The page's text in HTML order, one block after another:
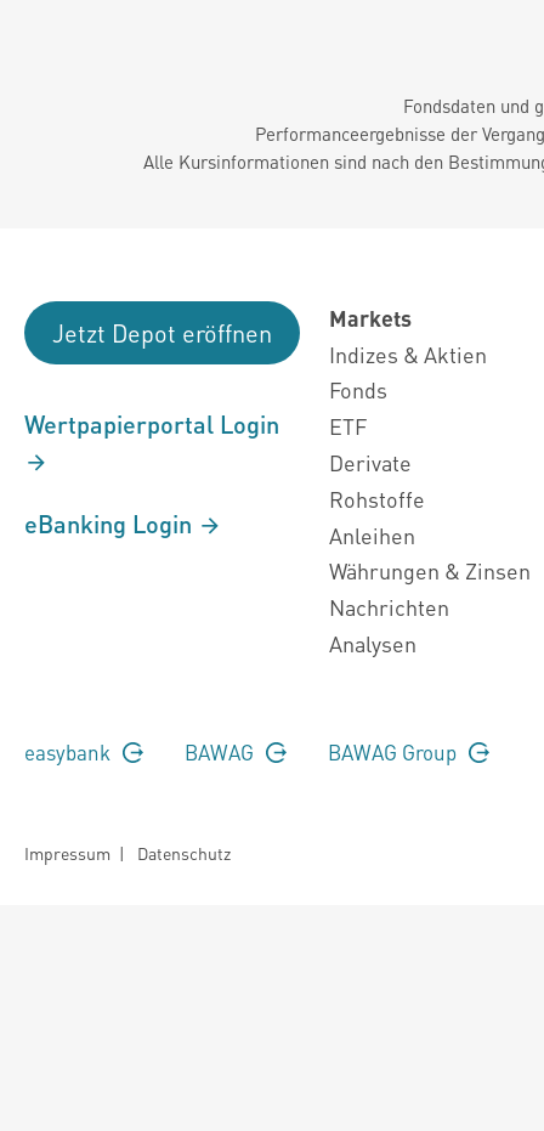
Fondsdaten und
Performanceergebnisse der
Alle Kursinformationen sind nach den
Jetzt Depot eröffnen
Wertpapierportal Login
eBanking Login
Markets
Indizes & Aktien
Fonds
ETF
Derivate
Rohstoffe
Anleihen
Währungen & Zinsen
Nachrichten
Analysen
easybank BAWAG BAWAG Group
Impressum | Datenschutz